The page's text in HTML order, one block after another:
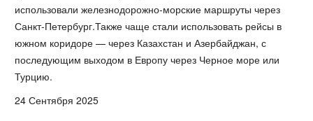
использовали железнодорожно-морские маршруты через
Санкт-Петербург.Также чаще стали использовать рейсы в
южном коридоре — через Казахстан и Азербайджан, с
последующим выходом в Европу через Черное море или
Турцию.
24 Сентября 2025